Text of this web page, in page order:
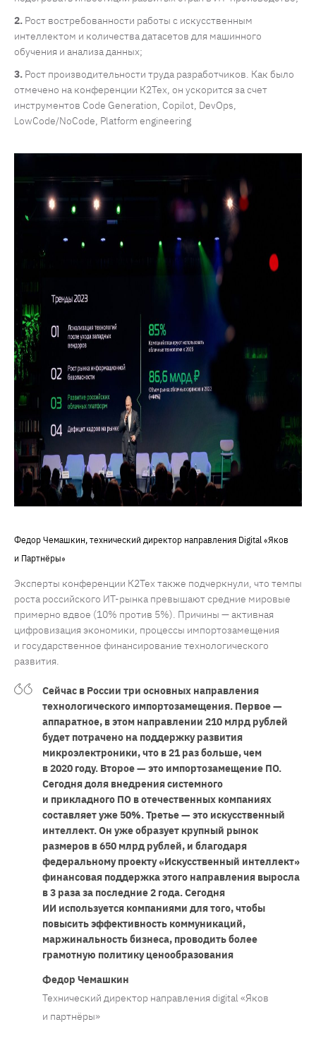
Рост востребованности работы с искусственным
интеллектом и количества датасетов для машинного
обучения и анализа данных;
Рост производительности труда разработчиков. Как было
отмечено на конференции К2Тех, он ускорится за счет
инструментов Code Generation, Copilot, DevOps,
LowCode/NoCode, Platform engineering
Федор Чемашкин, технический директор направления Digital «Яков
и Партнёры»
Эксперты конференции К2Тех также подчеркнули, что темпы
роста российского ИТ-рынка превышают средние мировые
примерно вдвое (10% против 5%). Причины — активная
цифровизация экономики, процессы импортозамещения
и государственное финансирование технологического
развития.
Сейчас в России три основных направления
технологического импортозамещения. Первое —
аппаратное, в этом направлении 210 млрд рублей
будет потрачено на поддержку развития
микроэлектроники, что в 21 раз больше, чем
в 2020 году. Второе — это импортозамещение ПО.
Сегодня доля внедрения системного
и прикладного ПО в отечественных компаниях
составляет уже 50%. Третье — это искусственный
интеллект. Он уже образует крупный рынок
размеров в 650 млрд рублей, и благодаря
федеральному проекту «Искусственный интеллект»
финансовая поддержка этого направления выросла
в 3 раза за последние 2 года. Сегодня
ИИ используется компаниями для того, чтобы
повысить эффективность коммуникаций,
маржинальность бизнеса, проводить более
грамотную политику ценообразования
Федор Чемашкин
Технический директор направления digital «Яков
и партнёры»